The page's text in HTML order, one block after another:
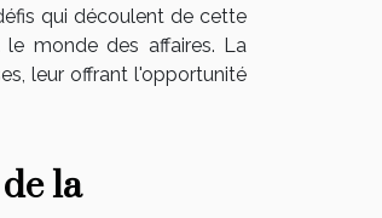
qui découlent de cette
monde des affaires. La
leur offrant l'opportunité
la